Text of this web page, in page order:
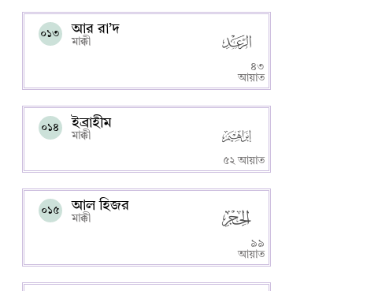
০১৩ আর রা’দ
মাক্কী
৪৩
আয়াত
০১৪ ইব্রাহীম
মাক্কী
৫২ আয়াত
০১৫ আল হিজর
মাক্কী
৯৯
আয়াত